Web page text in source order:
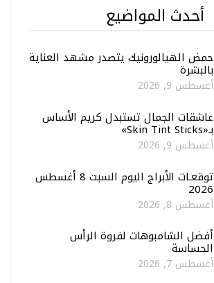
أحدث المواضيع
حمض الهيالورونيك يتصدر مشهد العناية
بالبشرة
أغسطس 9, 2026
عاشقات الجمال تستبدل كريم الأساس
بـ«Skin Tint Sticks»
أغسطس 9, 2026
توقعـات الأبراج اليوم السبت 8 أغسطس
2026
أغسطس 8, 2026
أفضل الشامبوهات لفروة الرأس
الحساسة
أغسطس 7, 2026